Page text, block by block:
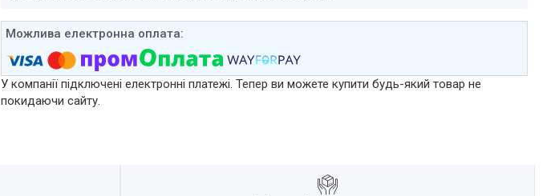
У компанії підключені електронні платежі. Тепер ви можете купити будь-який товар не
покидаючи сайту.